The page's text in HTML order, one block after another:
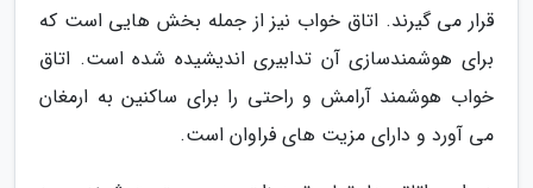
قرار می گیرند. اتاق خواب نیز از جمله بخش هایی است که
برای هوشمندسازی آن تدابیری اندیشیده شده است. اتاق
خواب هوشمند آرامش و راحتی را برای ساکنین به ارمغان
می آورد و دارای مزیت های فراوان است.